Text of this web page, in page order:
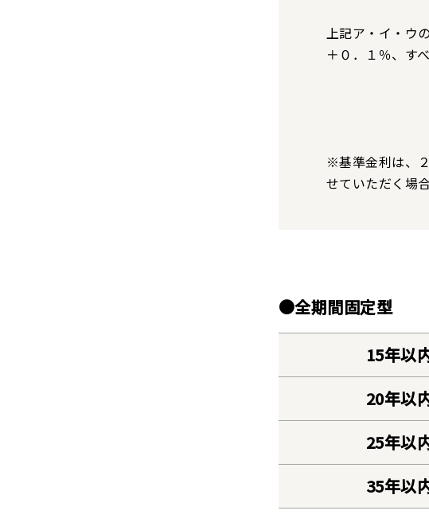
上記ア・イ・ウ
＋０．１％、す
※基準金利は、
せていただく場
●全期間固定型
15年以
20年以
25年以
35年以